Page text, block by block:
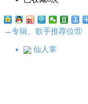
→专辑、歌手推荐位⑪
仙人掌